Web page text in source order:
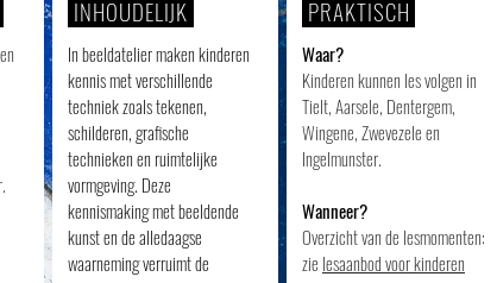
INHOUDELIJK
In beeldatelier maken kinderen
kennis met verschillende
techniek zoals tekenen,
schilderen, grafische
technieken en ruimtelijke
vormgeving. Deze
kennismaking met beeldende
kunsten de alledaagse
waarneming verruimt de
PRAKTISCH
Waar?
Kinderen kunnen les volgen in
Tielt, Aarsele, Dentergem,
Wingene, Zwevezele en
Ingelmunster.
Wanneer?
Overzicht van de lesmomenten:
zie lesaanbod voor kinderen